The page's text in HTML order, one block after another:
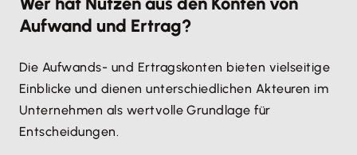
Aufwand und Ertrag?
Die Aufwands- und Ertragskonten bieten vielseitige
Einblicke und dienen unterschiedlichen Akteuren im
Unternehmen als wertvolle Grundlage für
Entscheidungen.